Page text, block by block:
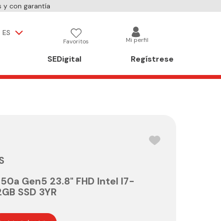
y con garantía
ES
Favoritos Mi perfil
SEDigital Regístrese
Gen5 23.8" FHD Intel I7-
SSD 3YR